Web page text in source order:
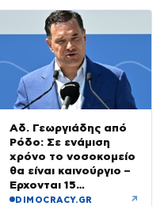
Αδ. Γεωργιάδης από
Ρόδο: Σε ενάμιση
χρόνο το νοσοκομείο
θα είναι καινούργιο –
Έρχονται 15
νοσηλευτές και
DIMOCRACY.GR ↗